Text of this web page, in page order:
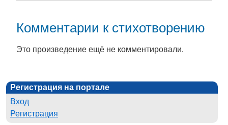
Комментарии к стихотворению
Это произведение ещё не комментировали.
Регистрация на портале
Вход
Регистрация